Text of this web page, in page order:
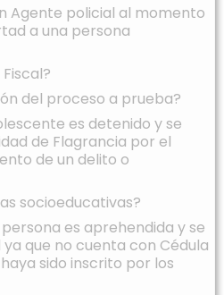
Agente policial al momento
a una persona
del proceso a prueba?
es detenido y se
de Flagrancia por el
de un delito o
socioeducativas?
es aprehendida y se
que no cuenta con Cédula
sido inscrito por los